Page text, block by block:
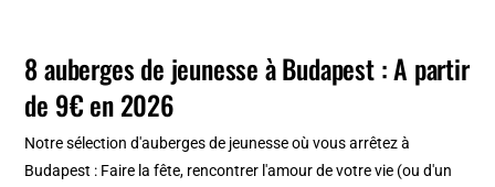
8 auberges de jeunesse à Budapest : A partir
de 9€ en 2026
Notre sélection d'auberges de jeunesse où vous arrêtez à
Budapest : Faire la fête, rencontrer l'amour de votre vie (ou d'un